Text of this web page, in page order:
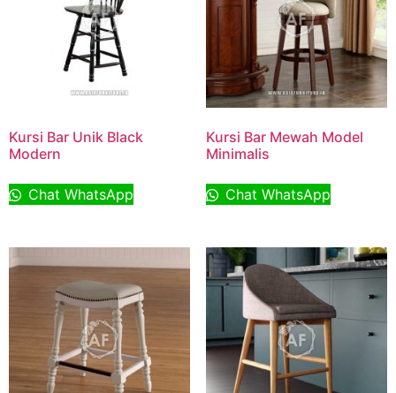
Kursi Bar Unik Black
Modern
Chat WhatsApp
Kursi Bar Mewah Model
Minimalis
Chat WhatsApp